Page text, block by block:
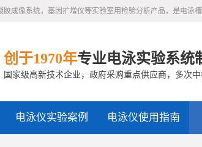
成像系统，基因扩增仪等实验室用检验分析产品，是电泳
创于1970年专业电泳实验系统
国家级高新技术企业，政府采购重点供应商，多次
电泳仪实验案例 电泳仪使用指南